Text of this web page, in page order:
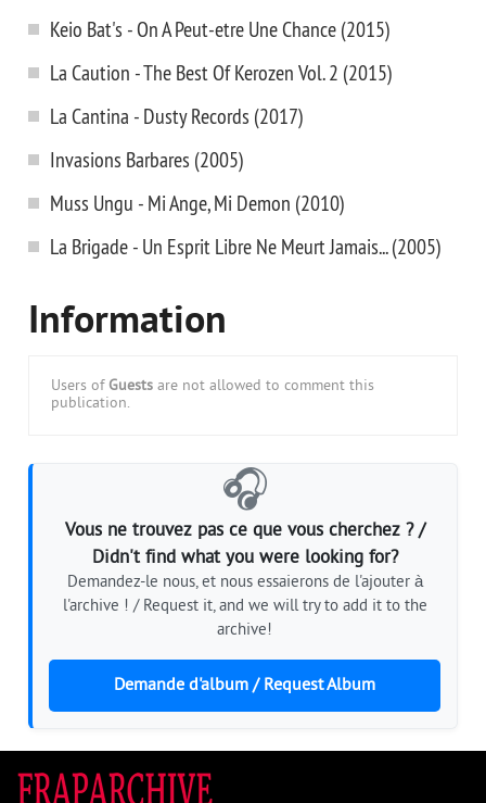
Keio Bat's - On A Peut-etre Une Chance (2015)
La Caution - The Best Of Kerozen Vol. 2 (2015)
La Cantina - Dusty Records (2017)
Invasions Barbares (2005)
Muss Ungu - Mi Ange, Mi Demon (2010)
La Brigade - Un Esprit Libre Ne Meurt Jamais... (2005)
Information
Users of Guests are not allowed to comment this
publication.
🎧
Vous ne trouvez pas ce que vous cherchez ? /
Didn't find what you were looking for?
Demandez-le nous, et nous essaierons de l'ajouter à
l'archive ! / Request it, and we will try to add it to the
archive!
Demande d'album / Request Album